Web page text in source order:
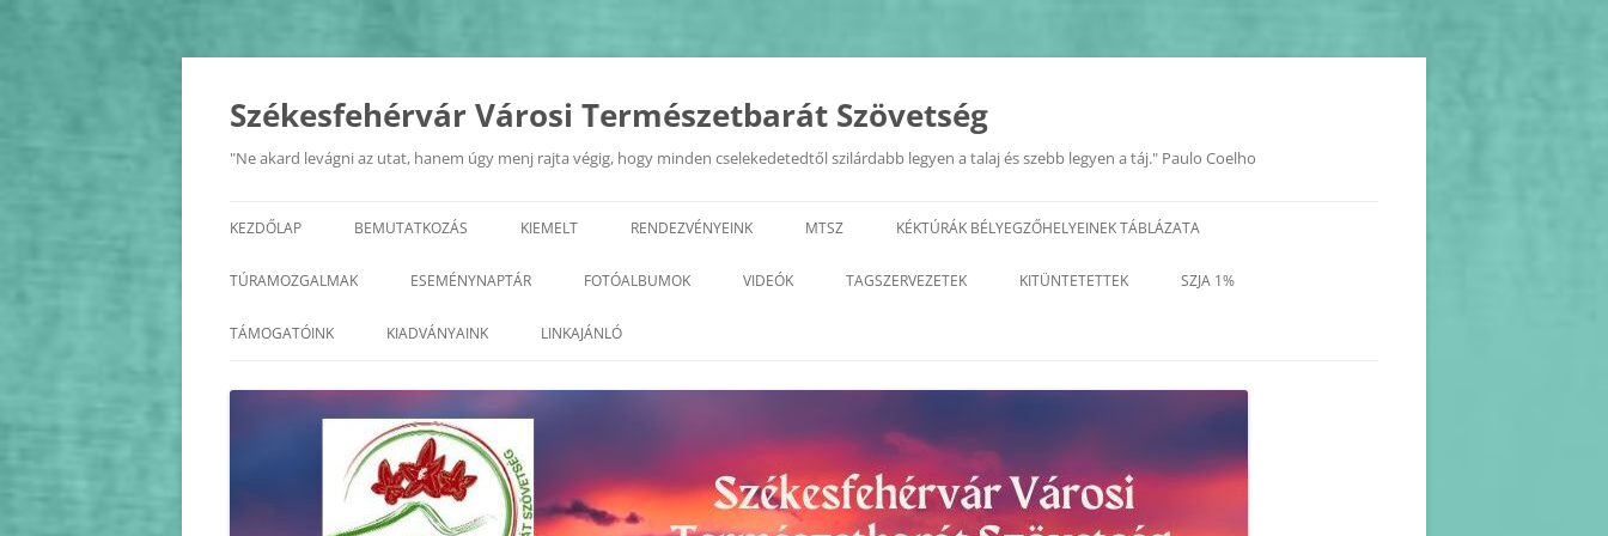
Kilépés
tartalomba
Székesfehérvár Városi Természetbarát Szövetség
"Ne akard levágni az utat, hanem úgy menj rajta végig, hogy minden cselekedetedtől szilárdabb legyen a talaj és szebb legyen a táj." Paulo Coelho
KEZDŐLAP BEMUTATKOZÁS
A SZÖVETSÉG
ALAPSZABÁLY
KÖZHASZNÚSÁGI JELENTÉS
2022
2021
KIEMELT RENDEZVÉNYEINK
EURÓPAI MOBILITÁSI HÉT
TERMÉSZETI ÉRTÉKEK A KIRÁLYOK
MTSZ KÉKTÚRÁK BÉLYEGZŐHELYEINEK TÁBLÁZATA
TÚRAMOZGALMAK
BALATON KÖRTÚRA
FEJÉR MEGYE KASTÉLYAI
FEJÉR MEGYE KERÉKPÁROS
ESEMÉNYNAPTÁR
2026
2024
2023
2022
FOTÓALBUMOK
2026
2023
2022
VIDEÓK TAGSZERVEZETEK
GYÖNGYVIRÁG TE
KORÁBBI HAVI PROGRAM
TERVEZETEK(2025-2017)
TELEKI TTE– TETETE
KITÜNTETETTEK SZJA 1%
TÁMOGATÓINK KIADVÁNYAINK LINKAJÁNLÓ